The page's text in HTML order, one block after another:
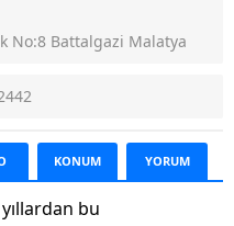
No:8 Battalgazi Malatya
KONUM YORUM
bu